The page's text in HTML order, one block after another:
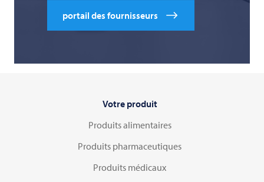
portail des fournisseurs
Votre produit
Produits alimentaires
Produits pharmaceutiques
Produits médicaux